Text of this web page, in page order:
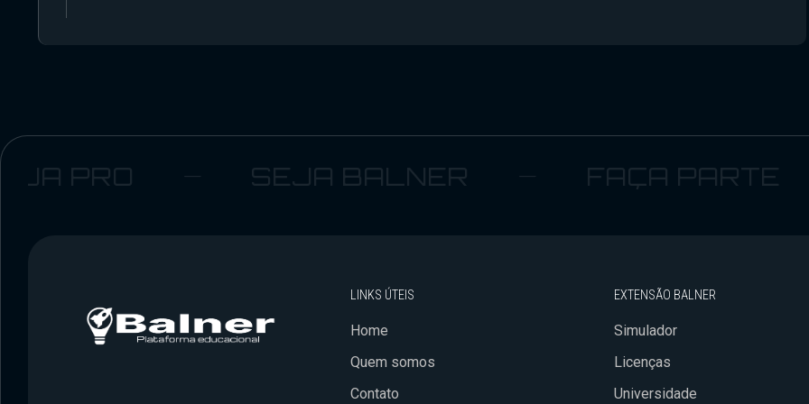
SEJA BALNER FAÇA PARTE
LINKS ÚTEIS
Home
Quem somos
Contato
EXTENSÃO BALNER
Simulador
Licenças
Universidade